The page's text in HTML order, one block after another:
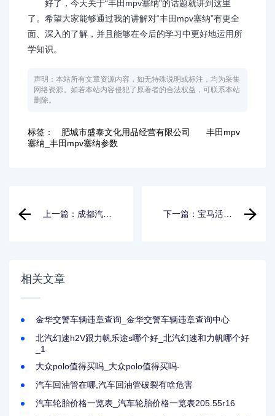
好了，今天关于“丰田mpv塞纳”的话题就讲到这里
了。希望大家能够通过我的讲解对“丰田mpv塞纳”有更全
面、深入的了解，并且能够在今后的学习中更好地运用所
学知识。
声明：本站所有文章资源内容，如无特殊说明或标注，均为采集
网络资源。如若本站内容侵犯了原著者的合法权益，可联系本站
删除。
标签： 肥城市盛泰文化用品经营有限公司
丰田mpv
塞纳_丰田mpv塞纳参数
上一篇：成都汽车
下一篇：宝马活动
相关文章
金华交警车辆违章查询_金华交警车辆违章查询中心
北汽幻速h2V跟力帆乐途s哪个好_北汽幻速和力帆哪个好
_1
大众polo值得买吗_大众polo值得买吗-
汽车回油管在哪,汽车回油管破裂有啥危害
汽车轮胎价格一览表_汽车轮胎价格一览表205.55r16